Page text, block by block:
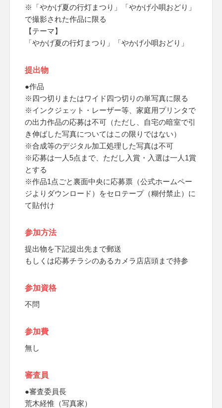
※「やかげ夏の行灯まつり」「やかげ小唄おどり」
で撮影された作品に限る
【テーマ】
「やかげ夏の行灯まつり」「やかげ小唄おどり」
提出物
●作品
※四つ切りまたはワイド四つ切りの単写真に限る
※インクジェット・レーザー等、家庭用プリンタで
の出力作品の応募は不可（ただし、自宅の暗室で引
き伸ばした写真についてはこの限りではない）
※合成等のデジタル加工処理した写真は不可
※応募は一人5点まで、ただし入賞・入選は一人1賞
とする
※作品1点ごと裏面中央に応募票（公式ホームペー
ジよりダウンロード）をセロテープ（糊付禁止）に
て貼付け
参加方法
提出物を下記提出先まで郵送
もしくは応募チラシのあるカメラ店店頭まで持参
参加資格
不問
参加費
無し
審査員
●審査委員長
荒木経惟（写真家）